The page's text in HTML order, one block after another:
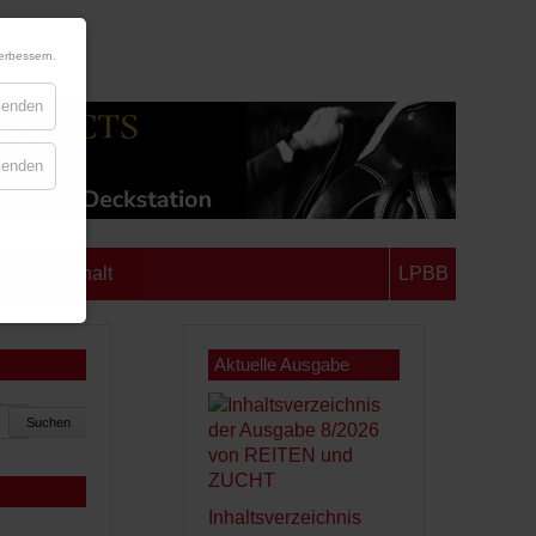
Anhalt LPBB
Suchen
Aktuelle Ausgabe
Inhaltsverzeichnis